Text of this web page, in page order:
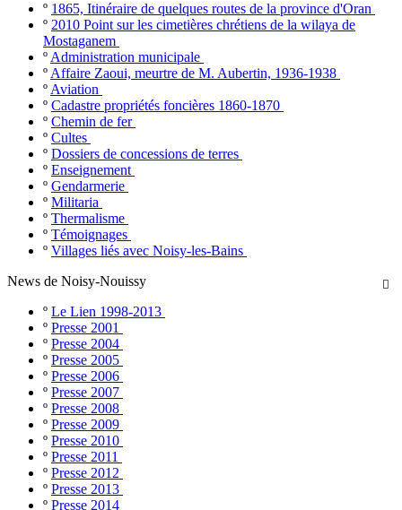
º 1865, Itinéraire de quelques routes de la province d'Oran
º 2010 Point sur les cimetières chrétiens de la wilaya de
Mostaganem
º Administration municipale
º Affaire Zaoui, meurtre de M. Aubertin, 1936-1938
º Aviation
º Cadastre propriétés foncières 1860-1870
º Chemin de fer
º Cultes
º Dossiers de concessions de terres
º Enseignement
º Gendarmerie
º Militaria
º Thermalisme
º Témoignages
º Villages liés avec Noisy-les-Bains

News de Noisy-Nouissy
º Le Lien 1998-2013
º Presse 2001
º Presse 2004
º Presse 2005
º Presse 2006
º Presse 2007
º Presse 2008
º Presse 2009
º Presse 2010
º Presse 2011
º Presse 2012
º Presse 2013
º Presse 2014